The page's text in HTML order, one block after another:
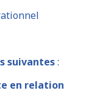
suivantes:
en relation